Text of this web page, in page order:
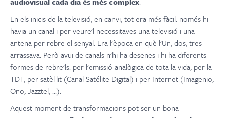
En els inicis de la televisió, en canvi, tot era més fàcil: només hi
havia un canal i per veure'l necessitaves una televisió i una
antena per rebre el senyal. Era l'època en què l'Un, dos, tres
arrassava. Però avui de canals n'hi ha desenes i hi ha diferents
formes de rebre'ls: per l'emissió analògica de tota la vida, per la
TDT, per satèl·lit (Canal Satélite Digital) i per Internet (Imagenio,
Ono, Jazztel, ...).
Aquest moment de transformacions pot ser un bona